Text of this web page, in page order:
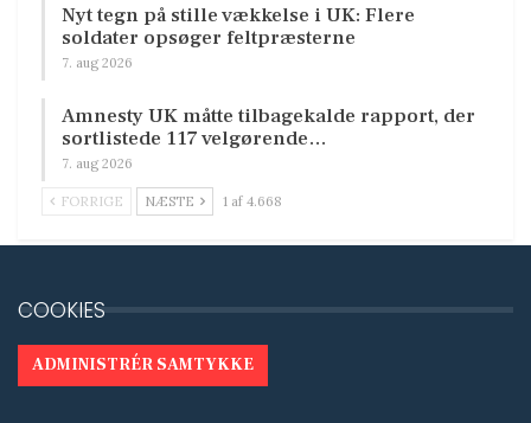
Nyt tegn på stille vækkelse i UK: Flere
soldater opsøger feltpræsterne
7. aug 2026
Amnesty UK måtte tilbagekalde rapport, der
sortlistede 117 velgørende…
7. aug 2026
FORRIGE NÆSTE 1 af 4.668
COOKIES
ADMINISTRÉR SAMTYKKE